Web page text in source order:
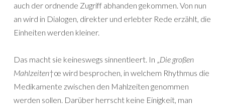
auch der ordnende Zugriff abhanden gekommen. Von nun
an wird in Dialogen, direkter und erlebter Rede erzählt, die
Einheiten werden kleiner.
Das macht sie keineswegs sinnentleert. In „Die großen
Mahlzeiten†œ wird besprochen, in welchem Rhythmus die
Medikamente zwischen den Mahlzeiten genommen
werden sollen. Darüber herrscht keine Einigkeit, man